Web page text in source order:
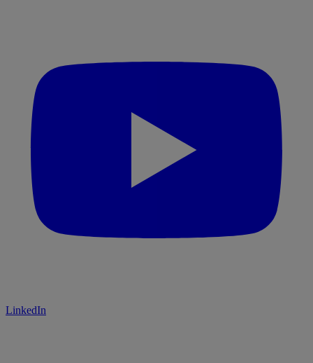
LinkedIn